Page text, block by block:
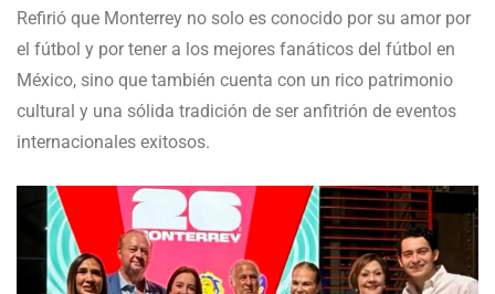
Refirió que Monterrey no solo es conocido por su amor por
el fútbol y por tener a los mejores fanáticos del fútbol en
México, sino que también cuenta con un rico patrimonio
cultural y una sólida tradición de ser anfitrión de eventos
internacionales exitosos.